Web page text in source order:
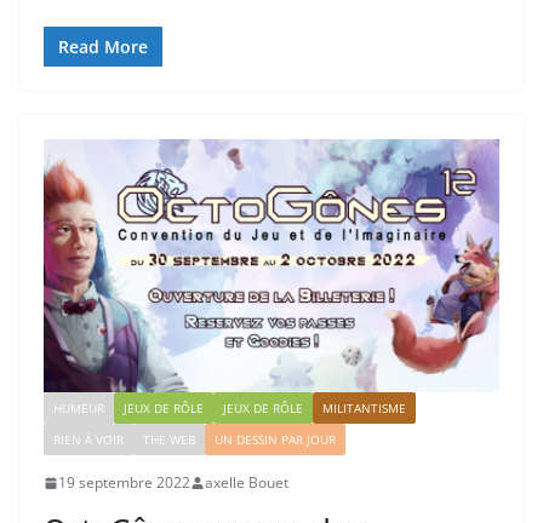
Read More
HUMEUR JEUX DE RÔLE JEUX DE RÔLE
MILITANTISME
RIEN À VOIR
THE WEB UN DESSIN PAR JOUR
19 septembre 2022 axelle Bouet